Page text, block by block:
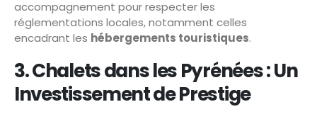
accompagnement pour respecter les
réglementations locales, notamment celles
encadrant les hébergements touristiques.
3. Chalets dans les Pyrénées : Un
Investissement de Prestige